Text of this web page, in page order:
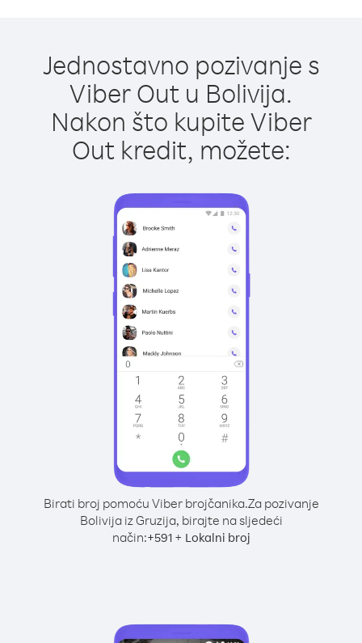
Jednostavno pozivanje s
Viber Out u Bolivija.
Nakon što kupite Viber
Out kredit, možete:
Birati broj pomoću Viber brojčanika.Za pozivanje
Bolivija iz Gruzija, birajte na sljedeći
način:+591+ Lokalni broj